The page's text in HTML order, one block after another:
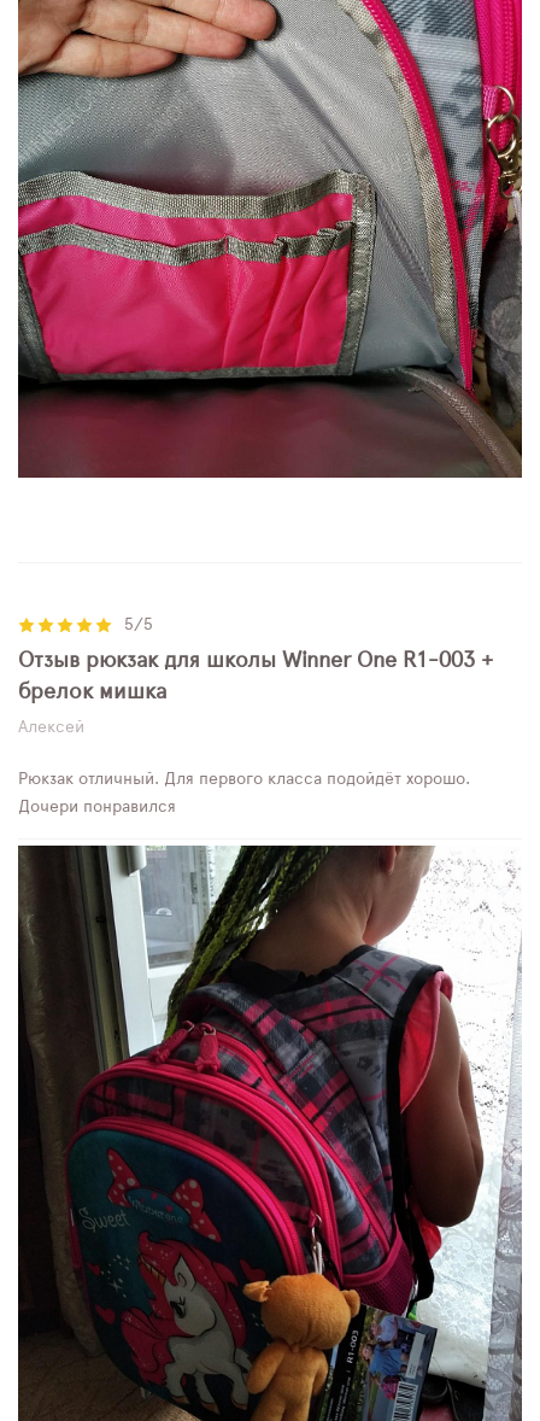
5/5
Отзыв рюкзак для школы Winner One R1-003 +
брелок мишка
Алексей
Рюкзак отличный. Для первого класса подойдёт хорошо.
Дочери понравился